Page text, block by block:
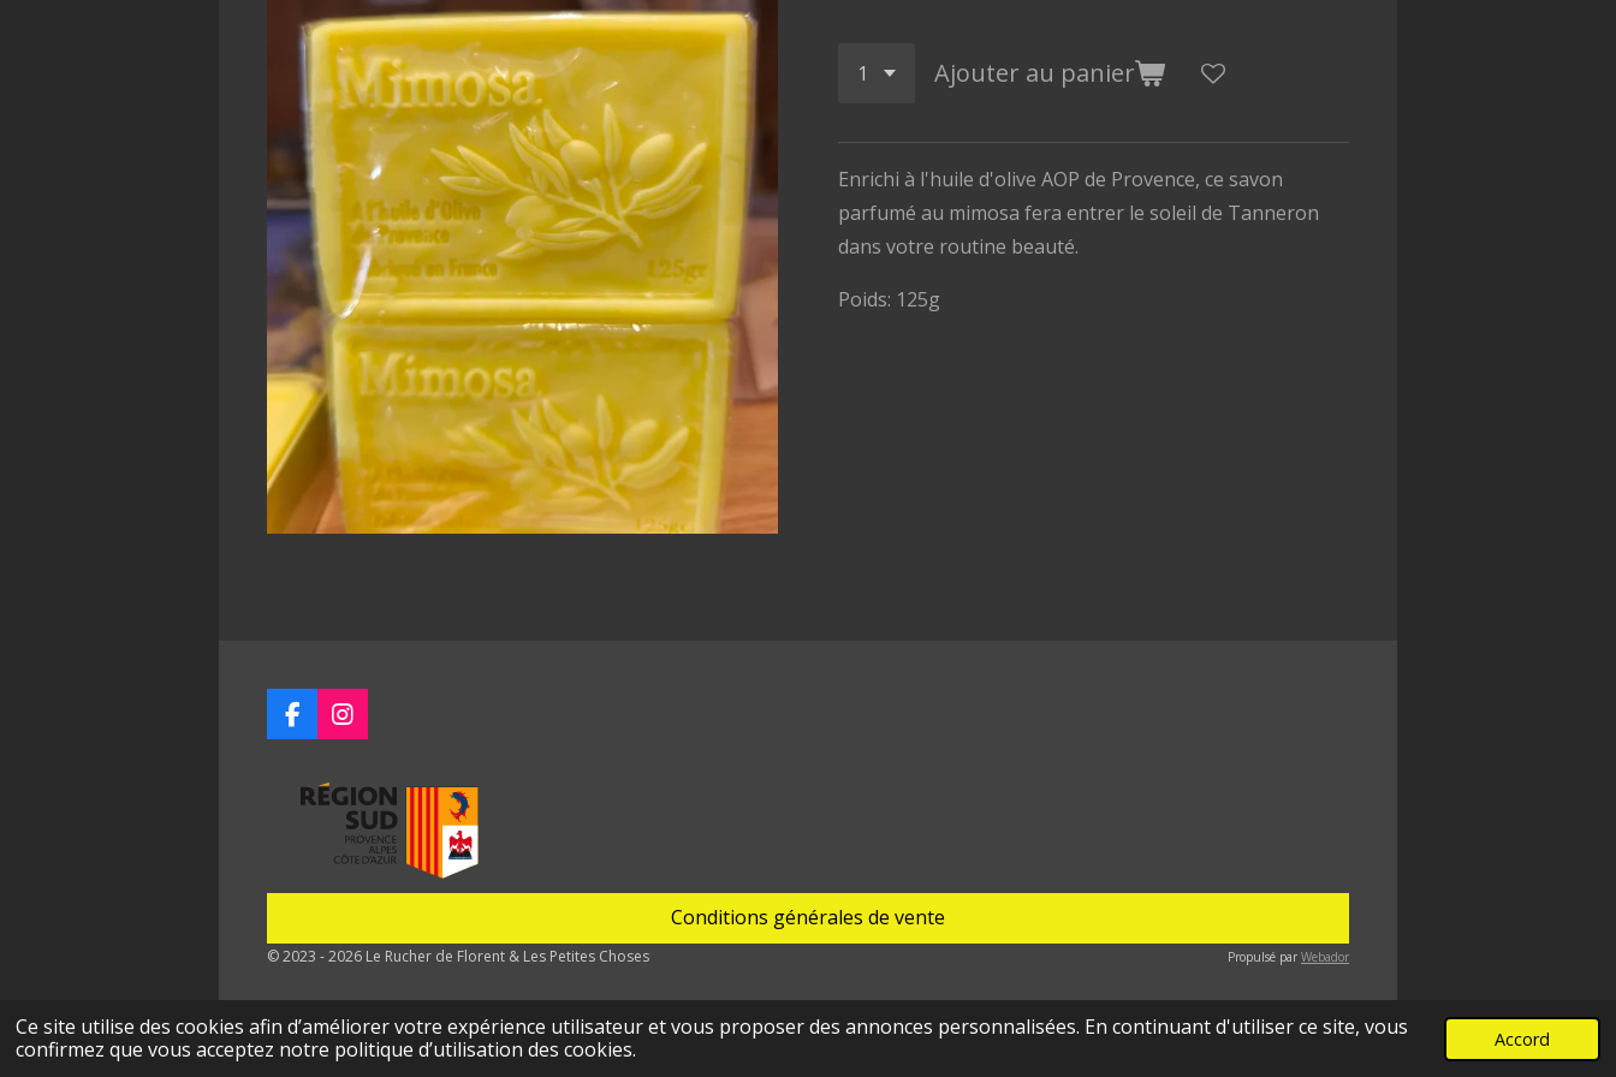
Ce site utilise des cookies afin d’améliorer votre expérience utilisateur et vous proposer des annonces personnalisées. En continuant d'utiliser ce site, vous
confirmez que vous acceptez notre politique d’utilisation des cookies.
Accord
Ajouter au panier
Enrichi à l'huile d'olive AOP de Provence, ce savon
parfumé au mimosa fera entrer le soleil de Tanneron
dans votre routine beauté.
Poids: 125g
F
a
e
b
I
n
t
a
g
r
Conditions générales de vente
© 2023 - 2026 Le Rucher de Florent & Les Petites Choses Propulsé par Webador